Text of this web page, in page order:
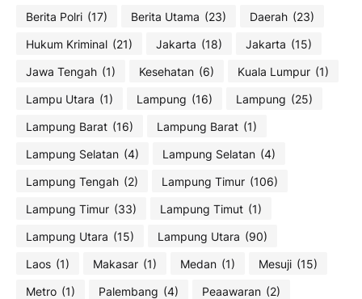
Berita Polri (17) Berita Utama (23) Daerah (23)
Hukum Kriminal (21) Jakarta (18) Jakarta (15)
Jawa Tengah (1) Kesehatan (6) Kuala Lumpur (1)
Lampu Utara (1) Lampung (16) Lampung (25)
Lampung Barat (16) Lampung Barat (1)
Lampung Selatan (4) Lampung Selatan (4)
Lampung Tengah (2) Lampung Timur (106)
Lampung Timur (33) Lampung Timut (1)
Lampung Utara (15) Lampung Utara (90)
Laos (1) Makasar (1) Medan (1) Mesuji (15)
Metro (1) Palembang (4) Peaawaran (2)